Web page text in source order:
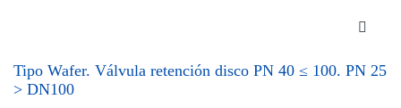
Tipo Wafer. Válvula retención disco PN 40 ≤ 100. PN 25
> DN100